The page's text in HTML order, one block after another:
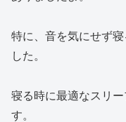
特に、音を気にせず
した。
寝る時に最適なスリ
す。